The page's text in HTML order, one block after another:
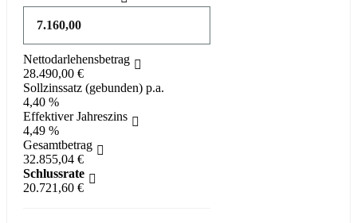
Nettodarlehensbetrag
28.490,00 €
Sollzinssatz (gebunden) p.a.
4,40 %
Effektiver Jahreszins
4,49 %
Gesamtbetrag
32.855,04 €
Schlussrate
20.721,60 €